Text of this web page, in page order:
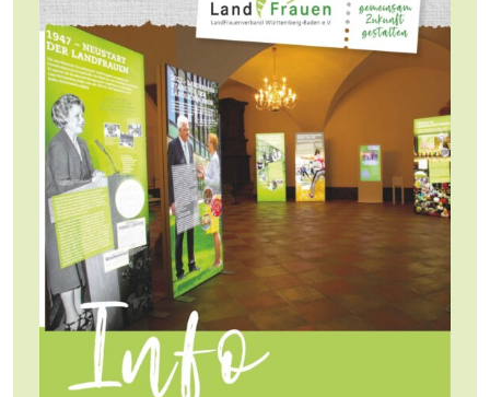
Startseite
Jobs
Newsletter
Presse
Intern
Login
Mitglied werden